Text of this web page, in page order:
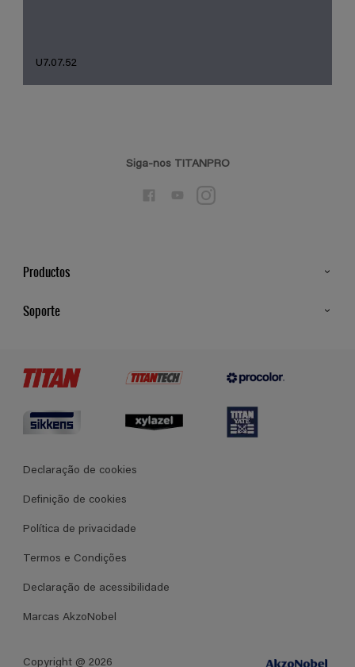
U7.07.52
Siga-nos TITANPRO
Productos
Soporte
Termos e Condições Gerais de Venda
Declaração de cookies
Definição de cookies
Política de privacidade
Termos e Condições
Declaração de acessibilidade
Marcas AkzoNobel
Copyright @ 2026